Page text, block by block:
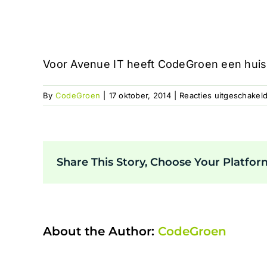
Voor Avenue IT heeft CodeGroen een
By CodeGroen 17 oktober, 2014 Reacties uitgeschakeld
Share This Story, Choose Your
About the Author: CodeGroen